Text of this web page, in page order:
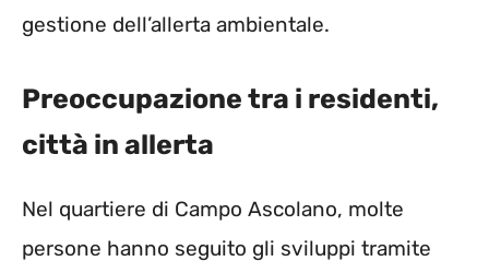
gestione dell’allerta ambientale.
Preoccupazione tra i residenti,
città in allerta
Nel quartiere di Campo Ascolano, molte
persone hanno seguito gli sviluppi tramite